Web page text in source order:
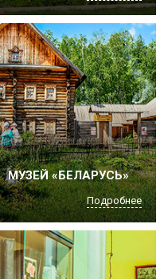
МУЗЕЙ «БЕЛАРУСЬ»
Подробнее